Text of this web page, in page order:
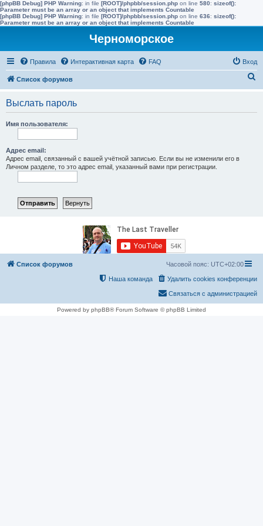
[phpBB Debug] PHP Warning: in file [ROOT]/phpbb/session.php on line 580: sizeof():
Parameter must be an array or an object that implements Countable
[phpBB Debug] PHP Warning: in file [ROOT]/phpbb/session.php on line 636: sizeof():
Parameter must be an array or an object that implements Countable
Черноморское
Правила Интерактивная карта FAQ Вход
Список форумов
Выслать пароль
Имя пользователя:
Адрес email:
Адрес email, связанный с вашей учётной записью. Если вы не изменили его в
Личном разделе, то это адрес email, указанный вами при регистрации.
Список форумов Часовой пояс: UTC+02:00
Удалить cookies конференции
Наша команда
Связаться с администрацией
Powered by phpBB® Forum Software © phpBB Limited